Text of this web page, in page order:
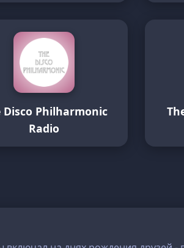
Disco Philharmonic
Radio